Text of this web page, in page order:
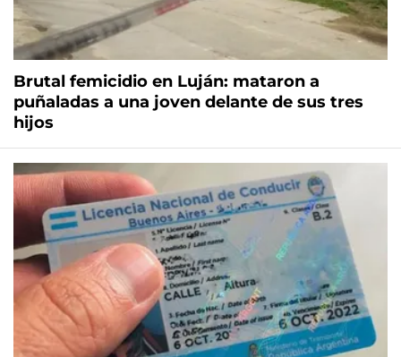
Brutal femicidio en Luján: mataron a
puñaladas a una joven delante de sus tres
hijos